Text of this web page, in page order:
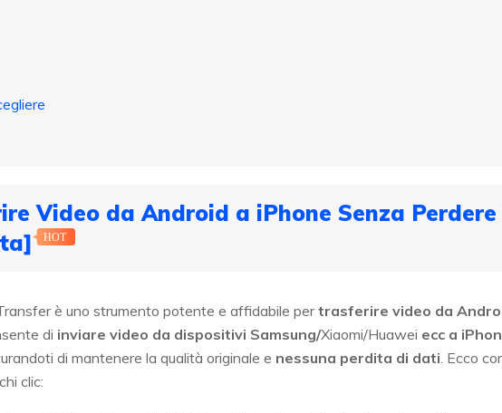
Video da Android a iPhone Senza
HOT
è uno strumento potente e affidabile pertrasferire video da
di inviare video da dispositivi Samsung/Xiaomi/Huawei ecc a
di mantenere la qualità originale e nessuna perdita di dati. Ecco
clic: